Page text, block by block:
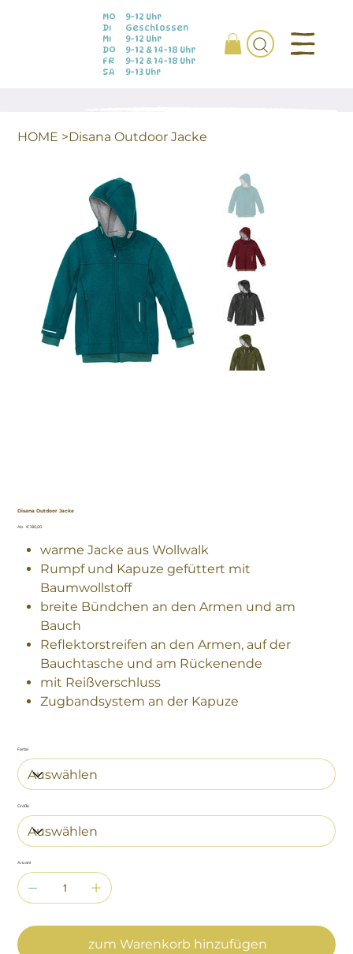
MO
DI
MI
DO
FR
SA
9-12 Uhr
Geschlossen
9-12 Uhr
9-12 & 14-18 Uhr
9-12 & 14-18 Uhr
9-13 Uhr
HOME >Disana Outdoor Jacke
Disana Outdoor Jacke
Ab Preis
€ 180,00
warme Jacke aus Wollwalk
Rumpf und Kapuze gefüttert mit
Baumwollstoff
breite Bündchen an den Armen und am
Bauch
Reflektorstreifen an den Armen, auf der
Bauchtasche und am Rückenende
mit Reißverschluss
Zugbandsystem an der Kapuze
Farbe
Größe
Anzahl
zum Warenkorb hinzufügen